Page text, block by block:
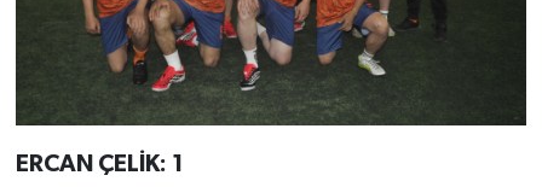
ERCAN ÇELİK: 1